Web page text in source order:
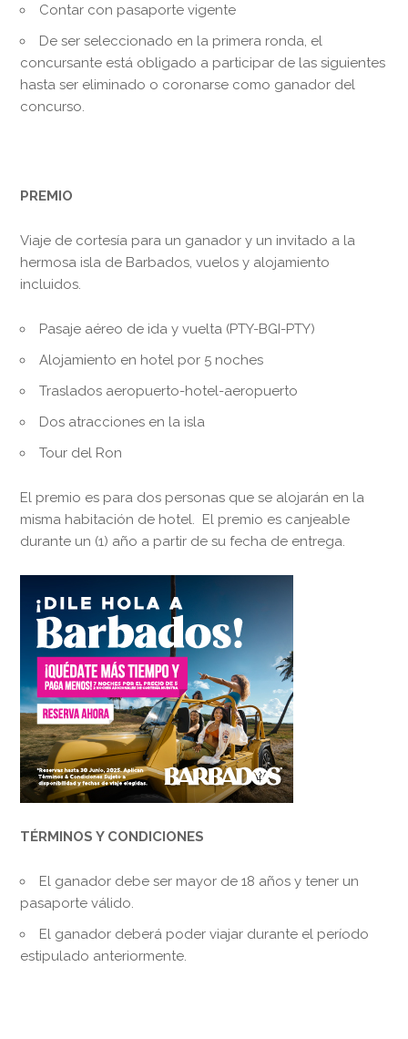
Contar con pasaporte vigente
De ser seleccionado en la primera ronda, el
concursante está obligado a participar de las siguientes
hasta ser eliminado o coronarse como ganador del
concurso.
PREMIO
Viaje de cortesía para un ganador y un invitado a la
hermosa isla de Barbados, vuelos y alojamiento
incluidos.
Pasaje aéreo de ida y vuelta (PTY-BGI-PTY)
Alojamiento en hotel por 5 noches
Traslados aeropuerto-hotel-aeropuerto
Dos atracciones en la isla
Tour del Ron
El premio es para dos personas que se alojarán en la
misma habitación de hotel. El premio es canjeable
durante un (1) año a partir de su fecha de entrega.
TÉRMINOS Y CONDICIONES
El ganador debe ser mayor de 18 años y tener un
pasaporte válido.
El ganador deberá poder viajar durante el período
estipulado anteriormente.